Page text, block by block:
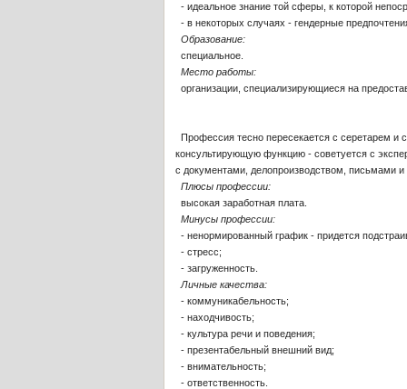
- идеальное знание той сферы, к которой
- в некоторых случаях - гендерные
Образование:
специальное.
Место работы:
организации, специализирующиеся на
Профессия тесно пересекается с серетарем
консультирующую функцию - советуется с
с документами, делопроизводством, письмами и
Плюсы профессии:
высокая заработная плата.
Минусы профессии:
- ненормированный график - придется
- стресс;
- загруженность.
Личные качества:
- коммуникабельность;
- находчивость;
- культура речи и поведения;
- презентабельный внешний вид;
- внимательность;
- ответственность.